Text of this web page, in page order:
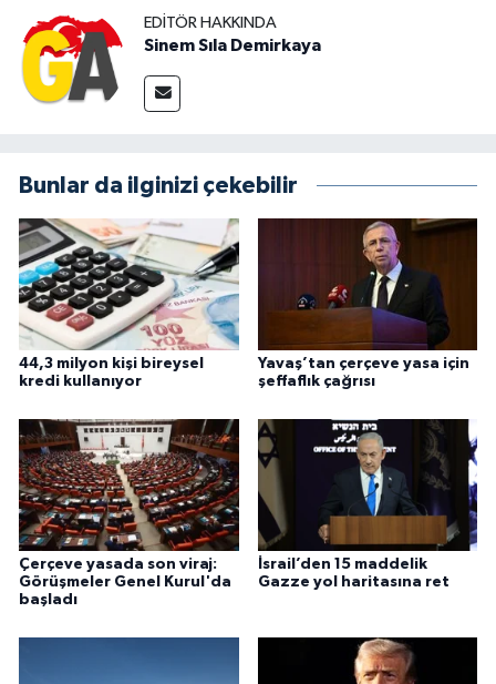
EDITÖR HAKKINDA
Sinem Sıla Demirkaya
Bunlar da ilginizi çekebilir
44,3 milyon kişi bireysel
kredi kullanıyor
Yavaş’tan çerçeve yasa için
şeffaflık çağrısı
Çerçeve yasada son viraj:
Görüşmeler Genel Kurul'da
başladı
İsrail’den 15 maddelik
Gazze yol haritasına ret